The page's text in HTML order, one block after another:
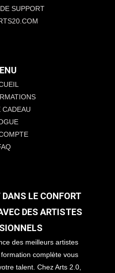
SUPPORT
CADEAU
DANS LE CONFORT
DES ARTISTES
des meilleurs artistes
complète vous
talent. Chez Arts 2.0,